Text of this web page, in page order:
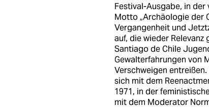
Festival-Ausgabe, in der
Motto „Archäologie der
Vergangenheit und
auf, die wieder Relevanz
Santiago de Chile
Gewalterfahrungen von
Verschweigen
sich mit dem
1971, in der
mit dem Moderator